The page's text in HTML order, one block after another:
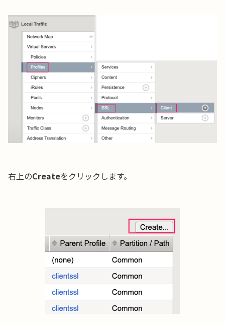
右上のCreateをクリックします。